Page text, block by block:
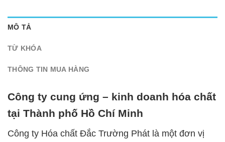
MÔ TẢ
TỪ KHÓA
THÔNG TIN MUA HÀNG
Công ty cung ứng – kinh doanh hóa chất
tại Thành phố Hồ Chí Minh
Công ty Hóa chất Đắc Trường Phát là một đơn vị